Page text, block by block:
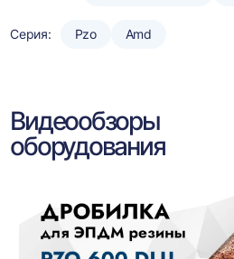
Серия: Pzo Amd
Видеообзоры
оборудования